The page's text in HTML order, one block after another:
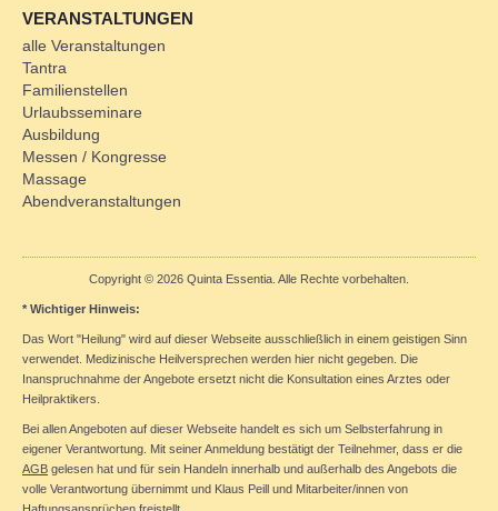
VERANSTALTUNGEN
alle Veranstaltungen
Tantra
Familienstellen
Urlaubsseminare
Ausbildung
Messen / Kongresse
Massage
Abendveranstaltungen
Copyright © 2026 Quinta Essentia. Alle Rechte vorbehalten.
* Wichtiger Hinweis:
Das Wort "Heilung" wird auf dieser Webseite ausschließlich in einem geistigen Sinn
verwendet. Medizinische Heilversprechen werden hier nicht gegeben. Die
Inanspruchnahme der Angebote ersetzt nicht die Konsultation eines Arztes oder
Heilpraktikers.
Bei allen Angeboten auf dieser Webseite handelt es sich um Selbsterfahrung in
eigener Verantwortung. Mit seiner Anmeldung bestätigt der Teilnehmer, dass er die
AGB gelesen hat und für sein Handeln innerhalb und außerhalb des Angebots die
volle Verantwortung übernimmt und Klaus Peill und Mitarbeiter/innen von